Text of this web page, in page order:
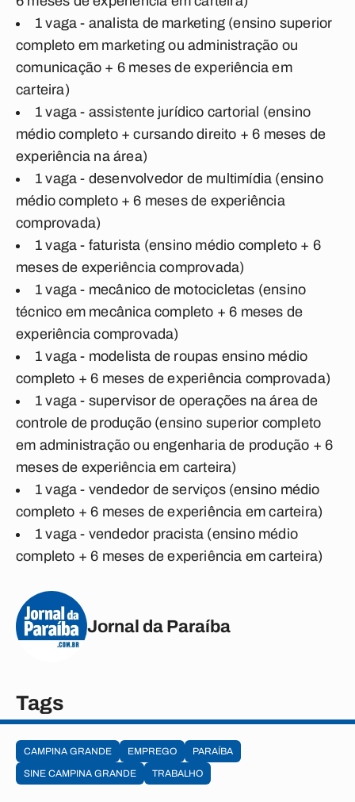
1 vaga - analista de marketing (ensino superior
completo em marketing ou administração ou
comunicação + 6 meses de experiência em
carteira)
1 vaga - assistente jurídico cartorial (ensino
médio completo + cursando direito + 6 meses de
experiência na área)
1 vaga - desenvolvedor de multimídia (ensino
médio completo + 6 meses de experiência
comprovada)
1 vaga - faturista (ensino médio completo + 6
meses de experiência comprovada)
1 vaga - mecânico de motocicletas (ensino
técnico em mecânica completo + 6 meses de
experiência comprovada)
1 vaga - modelista de roupas ensino médio
completo + 6 meses de experiência comprovada)
1 vaga - supervisor de operações na área de
controle de produção (ensino superior completo
em administração ou engenharia de produção + 6
meses de experiência em carteira)
1 vaga - vendedor de serviços (ensino médio
completo + 6 meses de experiência em carteira)
1 vaga - vendedor pracista (ensino médio
completo + 6 meses de experiência em carteira)
Jornal da Paraíba
Tags
CAMPINA GRANDE EMPREGO
PARAÍBA
SINE CAMPINA GRANDE
TRABALHO